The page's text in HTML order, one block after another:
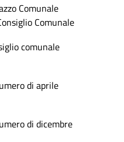
Comunale
Comunale
comunale
di aprile
di dicembre